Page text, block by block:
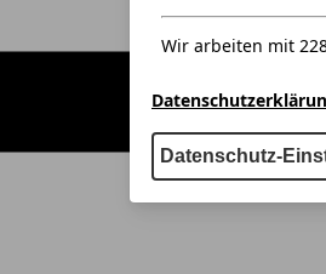
Wir arbeiten mit
Datenschutz-